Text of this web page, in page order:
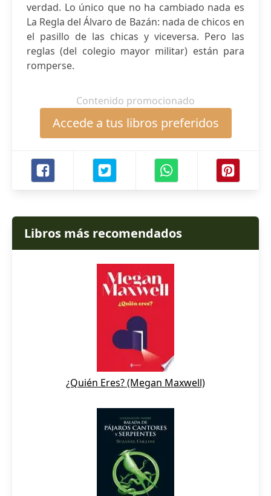
verdad. Lo único que no ha cambiado nada es
La Regla del Álvaro de Bazán: nada de chicos en
el pasillo de las chicas y viceversa. Pero las
reglas (del colegio mayor militar) están para
romperse.
Contenido promocionado
Accede a tus libros preferidos
Libros más recomendados
¿Quién Eres? (Megan Maxwell)